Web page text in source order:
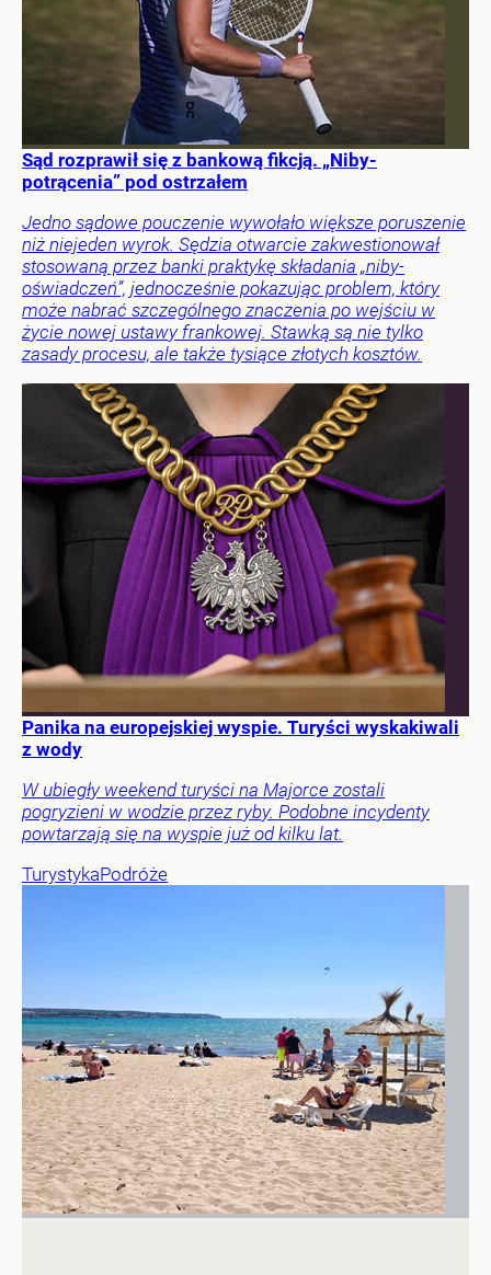
Sąd rozprawił się z bankową fikcją. „Niby-
potrącenia” pod ostrzałem
Jedno sądowe pouczenie wywołało większe poruszenie
niż niejeden wyrok. Sędzia otwarcie zakwestionował
stosowaną przez banki praktykę składania „niby-
oświadczeń”, jednocześnie pokazując problem, który
może nabrać szczególnego znaczenia po wejściu w
życie nowej ustawy frankowej. Stawką są nie tylko
zasady procesu, ale także tysiące złotych kosztów.
Panika na europejskiej wyspie. Turyści wyskakiwali
z wody
W ubiegły weekend turyści na Majorce zostali
pogryzieni w wodzie przez ryby. Podobne incydenty
powtarzają się na wyspie już od kilku lat.
TurystykaPodróże